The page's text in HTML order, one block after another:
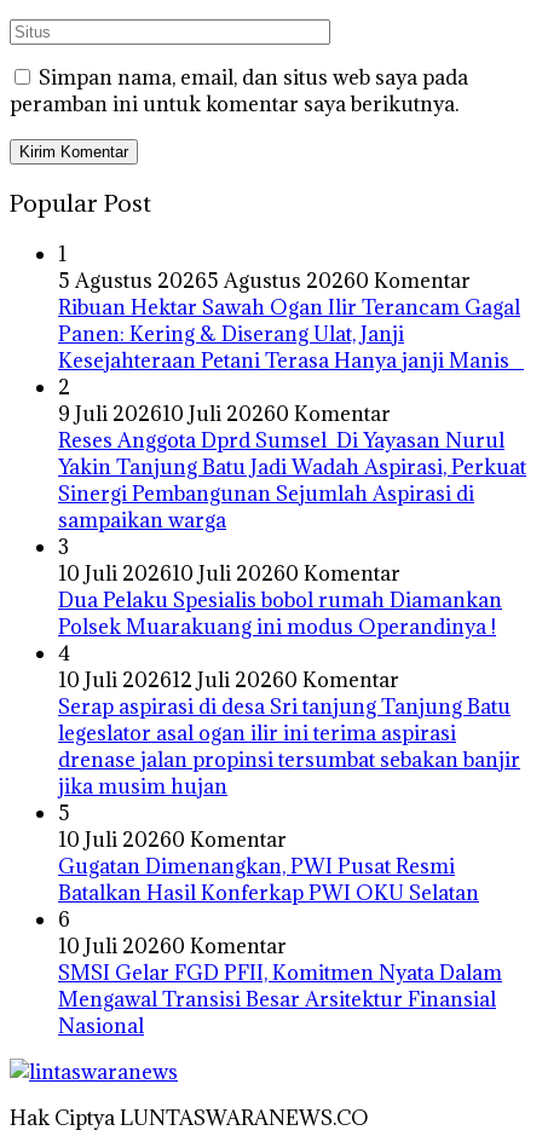
Simpan nama, email, dan situs web saya pada
peramban ini untuk komentar saya berikutnya.
Popular Post
1
5 Agustus 20265 Agustus 20260 Komentar
Ribuan Hektar Sawah Ogan Ilir Terancam Gagal
Panen: Kering & Diserang Ulat, Janji
Kesejahteraan Petani Terasa Hanya janji Manis
2
9 Juli 202610 Juli 20260 Komentar
Reses Anggota Dprd Sumsel Di Yayasan Nurul
Yakin Tanjung Batu Jadi Wadah Aspirasi, Perkuat
Sinergi Pembangunan Sejumlah Aspirasi di
sampaikan warga
3
10 Juli 202610 Juli 20260 Komentar
Dua Pelaku Spesialis bobol rumah Diamankan
Polsek Muarakuang ini modus Operandinya !
4
10 Juli 202612 Juli 20260 Komentar
Serap aspirasi di desa Sri tanjung Tanjung Batu
legeslator asal ogan ilir ini terima aspirasi
drenase jalan propinsi tersumbat sebakan banjir
jika musim hujan
5
10 Juli 20260 Komentar
Gugatan Dimenangkan, PWI Pusat Resmi
Batalkan Hasil Konferkap PWI OKU Selatan
6
10 Juli 20260 Komentar
SMSI Gelar FGD PFII, Komitmen Nyata Dalam
Mengawal Transisi Besar Arsitektur Finansial
Nasional
Hak Ciptya LUNTASWARANEWS.CO